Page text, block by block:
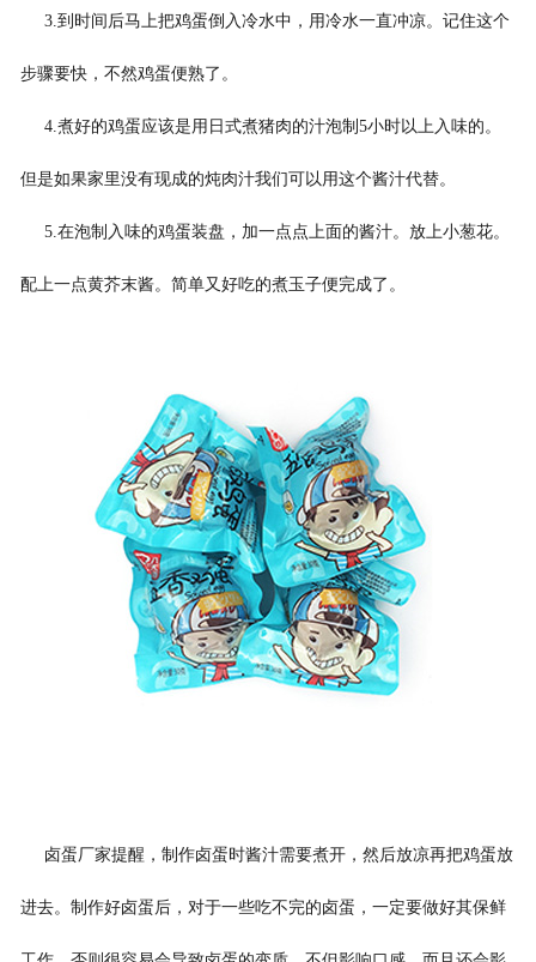
3.到时间后马上把鸡蛋倒入冷水中，用冷水一直冲凉。记住这个
步骤要快，不然鸡蛋便熟了。
4.煮好的鸡蛋应该是用日式煮猪肉的汁泡制5小时以上入味的。
但是如果家里没有现成的炖肉汁我们可以用这个酱汁代替。
5.在泡制入味的鸡蛋装盘，加一点点上面的酱汁。放上小葱花。
配上一点黄芥末酱。简单又好吃的煮玉子便完成了。
卤蛋厂家提醒，制作卤蛋时酱汁需要煮开，然后放凉再把鸡蛋放
进去。制作好卤蛋后，对于一些吃不完的卤蛋，一定要做好其保鲜